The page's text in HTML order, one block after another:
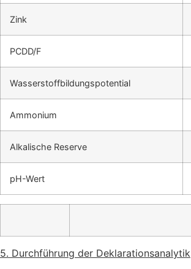
Zink
PCDD/F
Wasserstoffbildungspotential
Ammonium
Alkalische Reserve
pH-Wert
5. Durchführung der Deklarationsanalytik